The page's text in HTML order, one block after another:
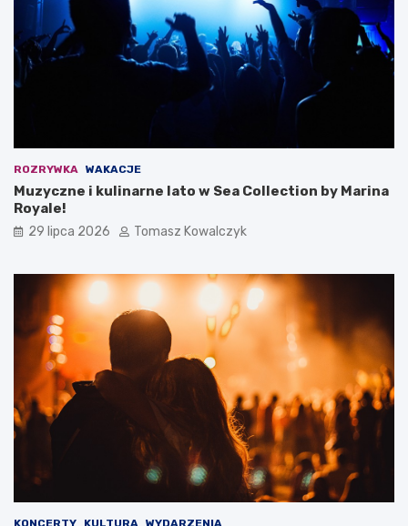
ROZRYWKA WAKACJE
Muzyczne i kulinarne lato w Sea Collection by Marina
Royale!
29 lipca 2026 Tomasz Kowalczyk
KONCERTY KULTURA WYDARZENIA